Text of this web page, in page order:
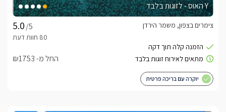
לסוויטה חדר רחצה מעוצב וסטרילי, ובו מקלחון חדיש, שירותים,
עמדת כיור מעוצבת בה יחכו לכם תמרוקי רחצה ומתקן מגבות
מבמבוק חמים.
המרפסת
במרפסת פינת ישיבה עם שולחן גדול לסעודה משפחתית, עמדת
Y האוס - לזוגות בלבד
/5
צימרים בצפון, משמר הירדן
החל מ- ₪1753
יוקרה עם בריכה פרטית